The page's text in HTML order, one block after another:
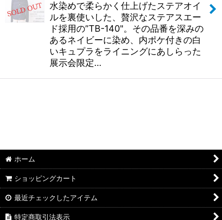
水染めで柔らかく仕上げたステアオイ
ルを裏使いした、贅沢なステアスエー
ド採用の”TB-140"。その品番を深みの
あるネイビーに染め、内ポケ付きの白
いキュプラをライニングにあしらった
展示会限定…
ホーム
ショッピングカート
最近チェックしたアイテム
特定商取引法表示